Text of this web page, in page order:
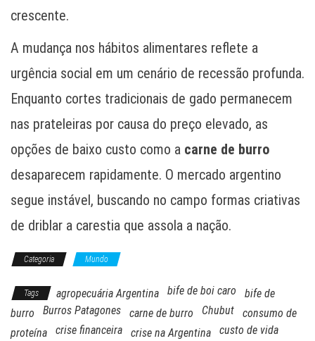
crescente.
A mudança nos hábitos alimentares reflete a
urgência social em um cenário de recessão profunda.
Enquanto cortes tradicionais de gado permanecem
nas prateleiras por causa do preço elevado, as
opções de baixo custo como a carne de burro
desaparecem rapidamente. O mercado argentino
segue instável, buscando no campo formas criativas
de driblar a carestia que assola a nação.
Categoria Mundo
Tags agropecuária Argentina bife de boi caro
bife de
burro
Burros Patagones carne de burro Chubut
consumo de
proteína
crise financeira crise na Argentina
custo de vida